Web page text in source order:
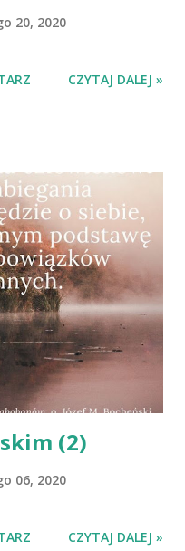
20, 2020
CZYTAJ DALEJ »
(2)
06, 2020
CZYTAJ DALEJ »